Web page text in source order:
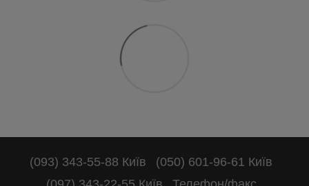
(093) 343-55-88 Київ
(050) 601-96-61 Київ